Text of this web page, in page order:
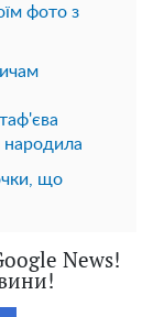
фото з
народила
що
News!